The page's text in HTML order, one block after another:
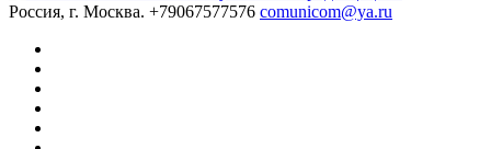
Россия, г. Москва. +79067577576 comunicom@ya.ru